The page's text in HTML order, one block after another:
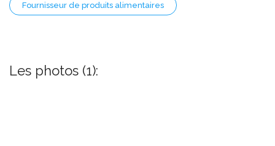
Fournisseur de produits alimentaires
Les photos (1):